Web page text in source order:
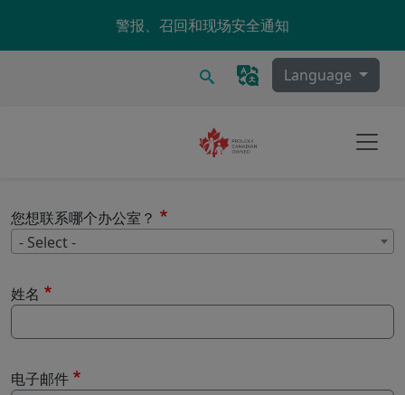
警报、召回和现场安全通知
搜索 Language
您想联系哪个办公室？
- Select -
姓名
电子邮件